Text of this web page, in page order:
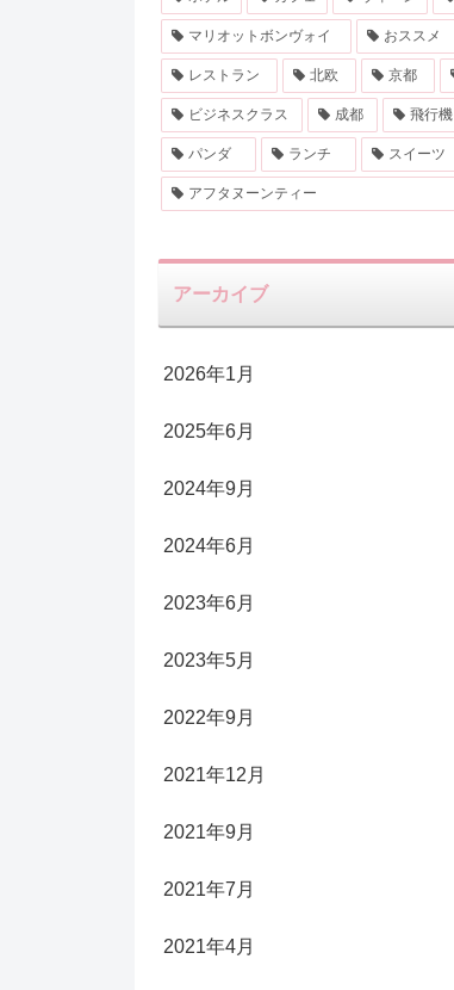
マリオットボンヴォイ おススメ
レストラン 北欧 京都
ビジネスクラス 成都 飛行機
パンダ ランチ スイーツ
アフタヌーンティー
アーカイブ
2026年1月
2025年6月
2024年9月
2024年6月
2023年6月
2023年5月
2022年9月
2021年12月
2021年9月
2021年7月
2021年4月